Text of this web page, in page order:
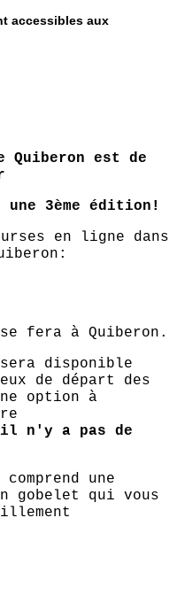
accessibles aux
est de
une 3ème édition!
en ligne dans
fera à Quiberon.
disponible
de départ des
option à
il n'y a pas de
une
gobelet qui vous